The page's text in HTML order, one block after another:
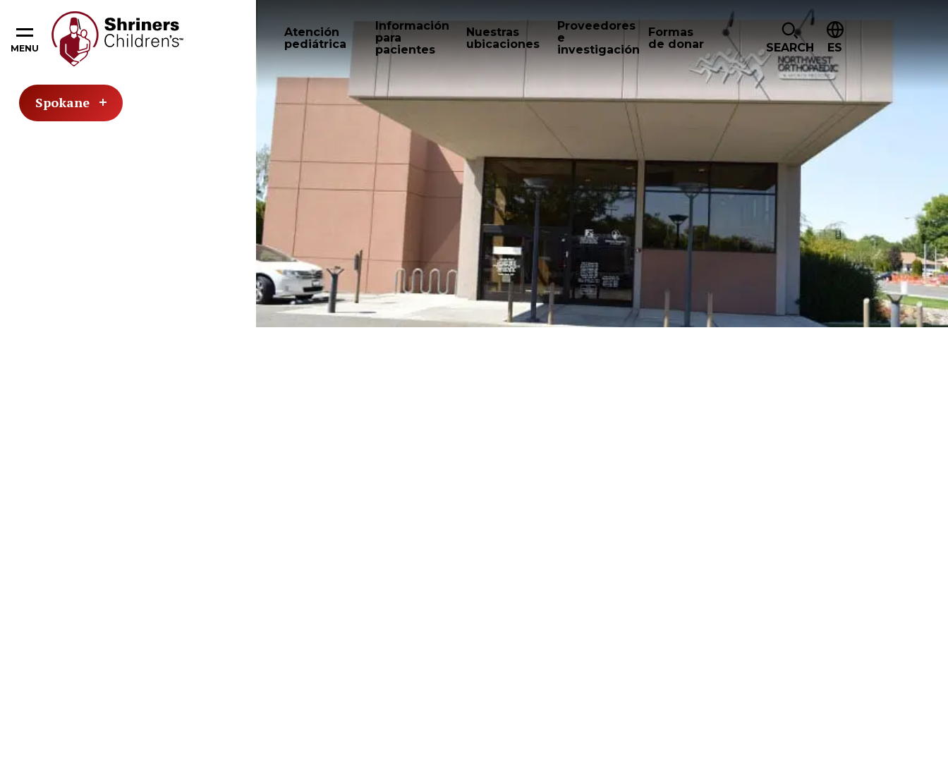
MENU
Atención
pediátrica
Información
para
pacientes
Nuestras
ubicaciones
Proveedores
e
investigación
Formas
de donar
SEARCH ES
Spokane